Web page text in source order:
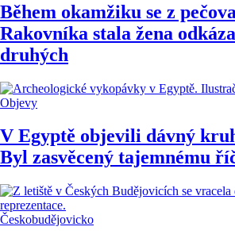
Během okamžiku se z
Rakovníka stala žena
druhých
Objevy
V Egyptě objevili dávný
Byl zasvěcený tajemnému
Českobudějovicko